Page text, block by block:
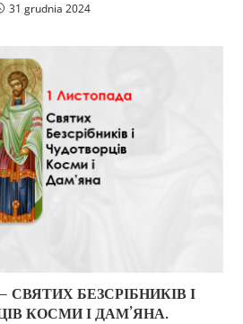
31 grudnia 2024
СВЯТИХ БЕЗСРІБНИКІВ І
КОСМИ І ДАМ’ЯНА.